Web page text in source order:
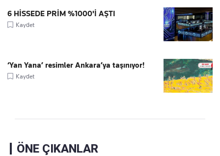
6 HİSSEDE PRİM %1000'İ AŞTI
Kaydet
‘Yan Yana’ resimler Ankara’ya taşınıyor!
Kaydet
ÖNE ÇIKANLAR